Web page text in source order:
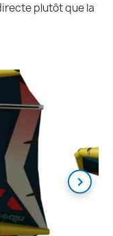
plutôt que la